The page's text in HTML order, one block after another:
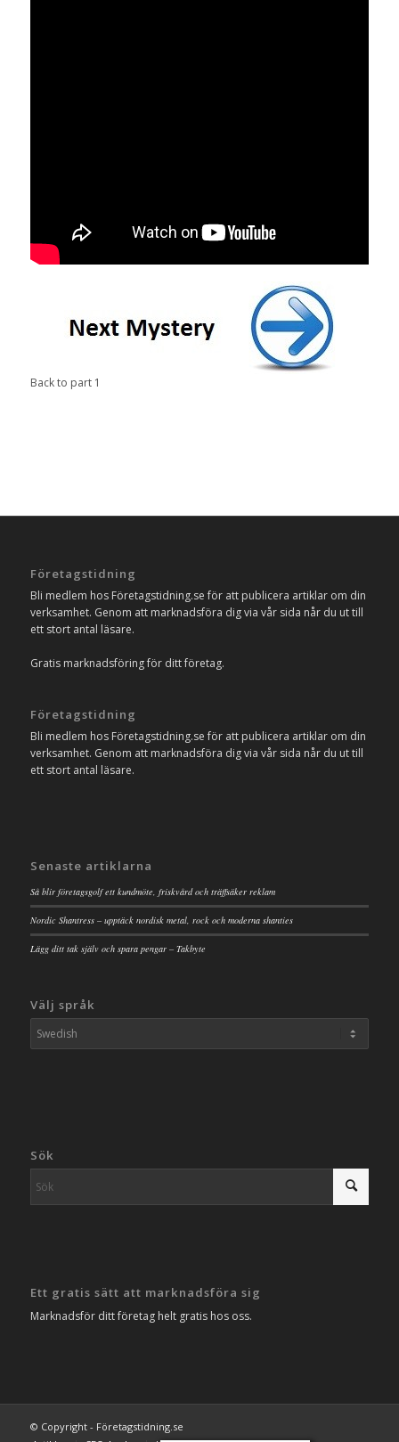
Back to part 1
Företagstidning
Bli medlem hos Företagstidning.se för att publicera artiklar om din
verksamhet. Genom att marknadsföra dig via vår sida når du ut till
ett stort antal läsare.
Gratis marknadsföring för ditt företag.
Företagstidning
Bli medlem hos Företagstidning.se för att publicera artiklar om din
verksamhet. Genom att marknadsföra dig via vår sida når du ut till
ett stort antal läsare.
Senaste artiklarna
Så blir företagsgolf ett kundmöte, friskvård och träffsäker reklam
Nordic Shantress – upptäck nordisk metal, rock och moderna shanties
Lägg ditt tak själv och spara pengar – Takbyte
Välj språk
Sök
Ett gratis sätt att marknadsföra sig
Marknadsför ditt företag helt gratis hos oss.
© Copyright - Företagstidning.se